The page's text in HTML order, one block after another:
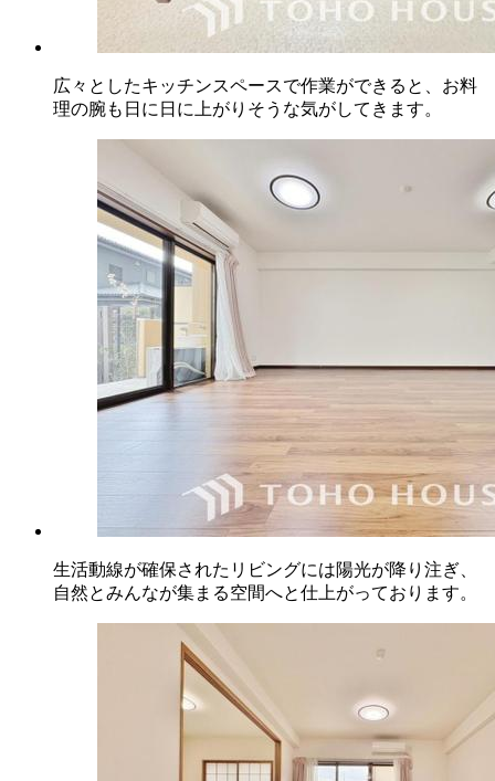
広々としたキッチンスペースで作業ができると、お料
理の腕も日に日に上がりそうな気がしてきます。
生活動線が確保されたリビングには陽光が降り注ぎ、
自然とみんなが集まる空間へと仕上がっております。